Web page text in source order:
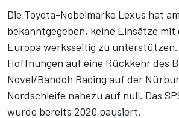
Die Toyota-Nobelmarke Lexus hat
bekanntgegeben, keine Einsätze mit
Europa werksseitig zu unterstützen.
Hoffnungen auf eine Rückkehr des
Novel/Bandoh Racing auf der
Nordschleife nahezu auf null. Das
wurde bereits 2020 pausiert.